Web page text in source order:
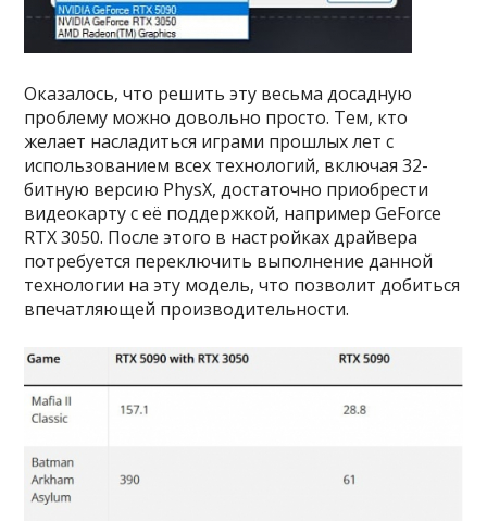
Оказалось, что решить эту весьма досадную
проблему можно довольно просто. Тем, кто
желает насладиться играми прошлых лет с
использованием всех технологий, включая 32-
битную версию PhysX, достаточно приобрести
видеокарту с её поддержкой, например GeForce
RTX 3050. После этого в настройках драйвера
потребуется переключить выполнение данной
технологии на эту модель, что позволит добиться
впечатляющей производительности.